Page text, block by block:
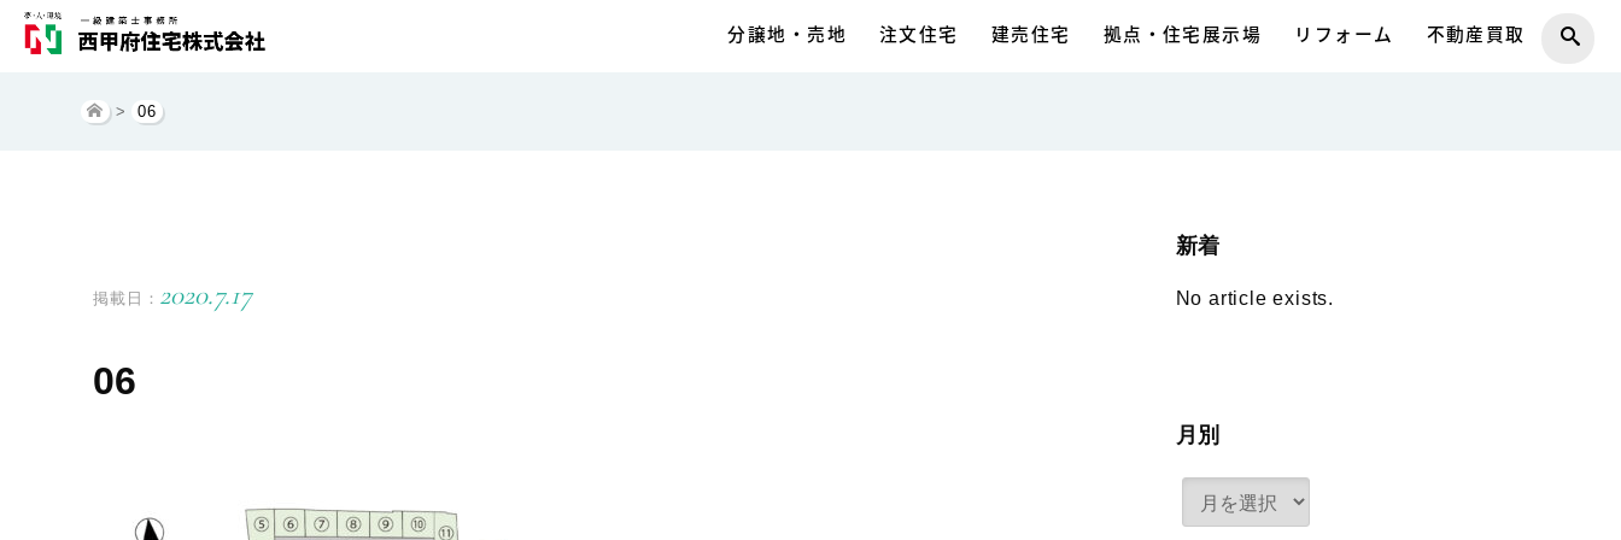
分譲地・売地 注文住宅 建売住宅 拠点・住宅展示場 リフォーム 不動産買取
> 06
掲載日： 2020.7.17
06
新着
No article exists.
月別